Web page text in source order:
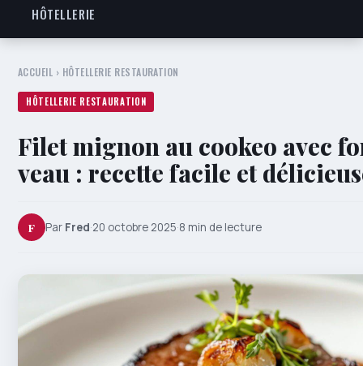
HÔTELLERIE
ACCUEIL › HÔTELLERIE RESTAURATION
HÔTELLERIE RESTAURATION
Filet mignon au cookeo avec
veau : recette facile et
F Par Fred·20 octobre 2025·8 min de lecture